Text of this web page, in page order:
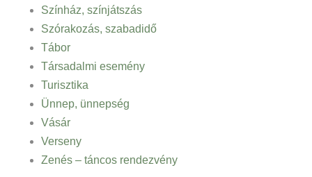
Színház, színjátszás
Szórakozás, szabadidő
Tábor
Társadalmi esemény
Turisztika
Ünnep, ünnepség
Vásár
Verseny
Zenés – táncos rendezvény